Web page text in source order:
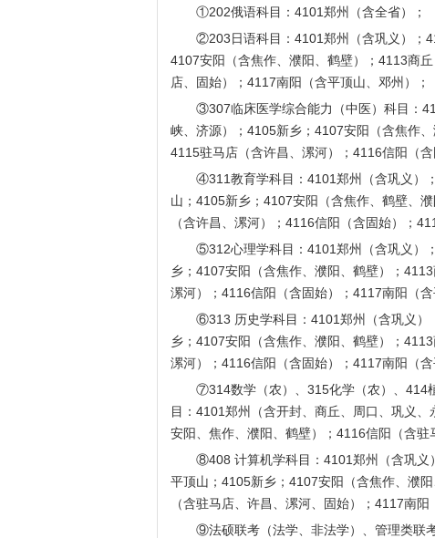
①202俄语科目：4101郑州（含全省）；
②203日语科目：4101郑州（含巩义）；
4107安阳（含焦作、濮阳、鹤壁）；4113商
店、固始）；4117南阳（含平顶山、邓州）；
③307临床医学综合能力（中医）科目：
峡、济源）；4105新乡；4107安阳（含焦作
4115驻马店（含许昌、漯河）；4116信阳（
④311教育学科目：4101郑州（含巩义）；
山；4105新乡；4107安阳（含焦作、鹤壁、
（含许昌、漯河）；4116信阳（含固始）；
⑤312心理学科目：4101郑州（含巩义）；
乡；4107安阳（含焦作、濮阳、鹤壁）；
漯河）；4116信阳（含固始）；4117南阳（含
⑥313 历史学科目：4101郑州（含巩义）
乡；4107安阳（含焦作、濮阳、鹤壁）；
漯河）；4116信阳（含固始）；4117南阳（含
⑦314数学（农）、315化学（农）、414植
目：4101郑州（含开封、商丘、周口、巩义
安阳、焦作、濮阳、鹤壁）；4116信阳（含驻
⑧408 计算机学科目：4101郑州（含巩义
平顶山；4105新乡；4107安阳（含焦作、濮
（含驻马店、许昌、漯河、固始）；4117南阳
⑨法硕联考（法学、非法学）、管理类联考